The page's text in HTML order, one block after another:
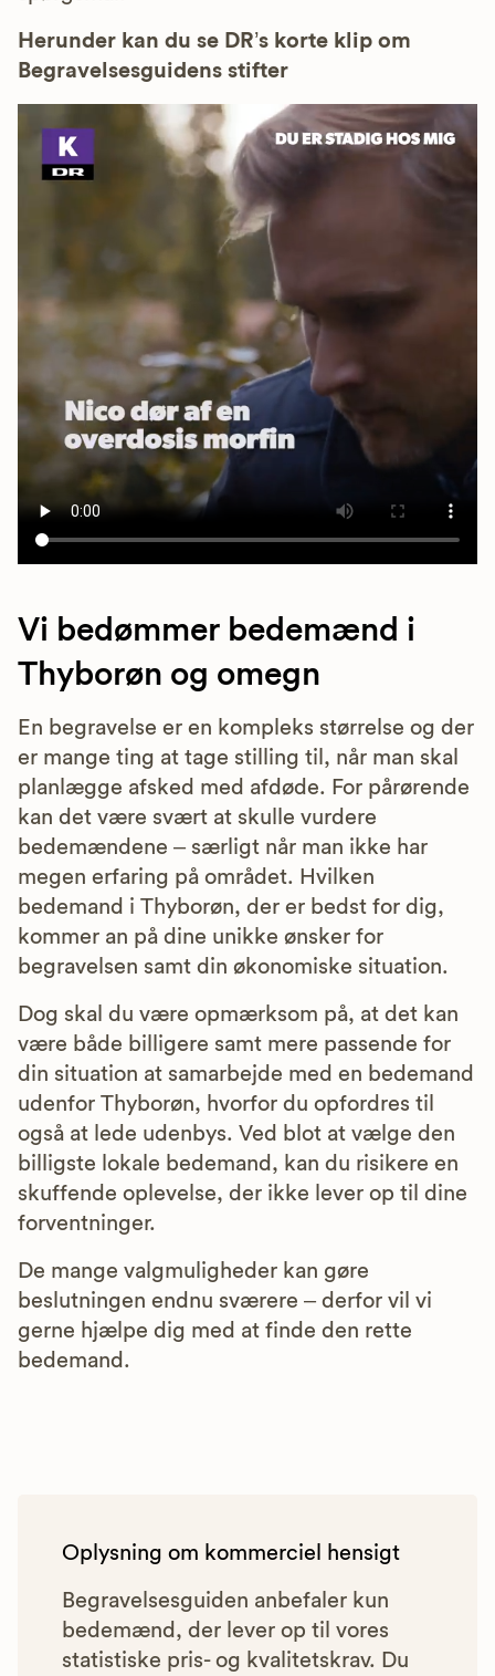
Herunder kan du se DR’s korte klip om
Begravelsesguidens stifter
Vi bedømmer bedemænd i
Thyborøn og omegn
En begravelse er en kompleks størrelse og der
er mange ting at tage stilling til, når man skal
planlægge afsked med afdøde. For pårørende
kan det være svært at skulle vurdere
bedemændene – særligt når man ikke har
megen erfaring på området. Hvilken
bedemand i Thyborøn, der er bedst for dig,
kommer an på dine unikke ønsker for
begravelsen samt din økonomiske situation.
Dog skal du være opmærksom på, at det kan
være både billigere samt mere passende for
din situation at samarbejde med en bedemand
udenfor Thyborøn, hvorfor du opfordres til
også at lede udenbys. Ved blot at vælge den
billigste lokale bedemand, kan du risikere en
skuffende oplevelse, der ikke lever op til dine
forventninger.
De mange valgmuligheder kan gøre
beslutningen endnu sværere – derfor vil vi
gerne hjælpe dig med at finde den rette
bedemand.
Oplysning om kommerciel hensigt
Begravelsesguiden anbefaler kun
bedemænd, der lever op til vores
statistiske pris- og kvalitetskrav. Du